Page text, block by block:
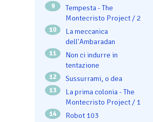
9
Tempesta - The
Montecristo Project / 2
10
La meccanica
dell'Ambaradan
11
Non ci indurre in
tentazione
12 Sussurrami, o dea
13
La prima colonia - The
Montecristo Project / 1
14 Robot 103